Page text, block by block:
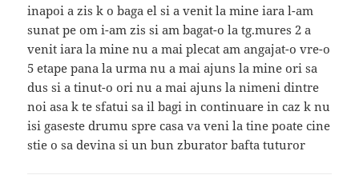
inapoi a zis k o baga el si a venit la mine iara l-am
sunat pe om i-am zis si am bagat-o la tg.mures 2 a
venit iara la mine nu a mai plecat am angajat-o vre-o
5 etape pana la urma nu a mai ajuns la mine ori sa
dus si a tinut-o ori nu a mai ajuns la nimeni dintre
noi asa k te sfatui sa il bagi in continuare in caz k nu
isi gaseste drumu spre casa va veni la tine poate cine
stie o sa devina si un bun zburator bafta tuturor